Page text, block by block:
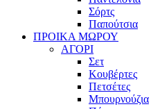
Σόρτς
Παπούτσια
ΠΡΟΙΚΑ ΜΩΡΟΥ
ΑΓΟΡΙ
Σετ
Κουβέρτες
Πετσέτες
Μπουρνούζια